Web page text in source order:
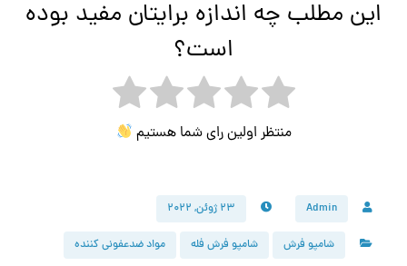
این مطلب چه اندازه برایتان مفید بوده
است؟
منتظر اولین رای شما هستیم
Admin ۲۳ ژوئن, ۲۰۲۲
شامپو فرش شامپو فرش فله مواد ضدعفونی کننده